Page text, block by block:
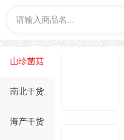
请输入商品名...
山珍菌菇
南北干货
海产干货